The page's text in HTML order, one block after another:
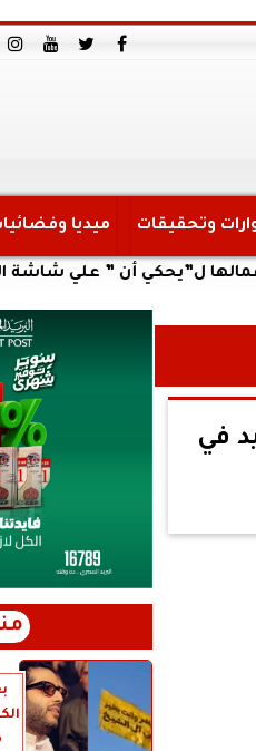
وتحقيقات ميديا
أن ” علي شاشة الأولي
في